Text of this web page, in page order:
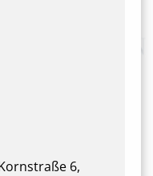
6,